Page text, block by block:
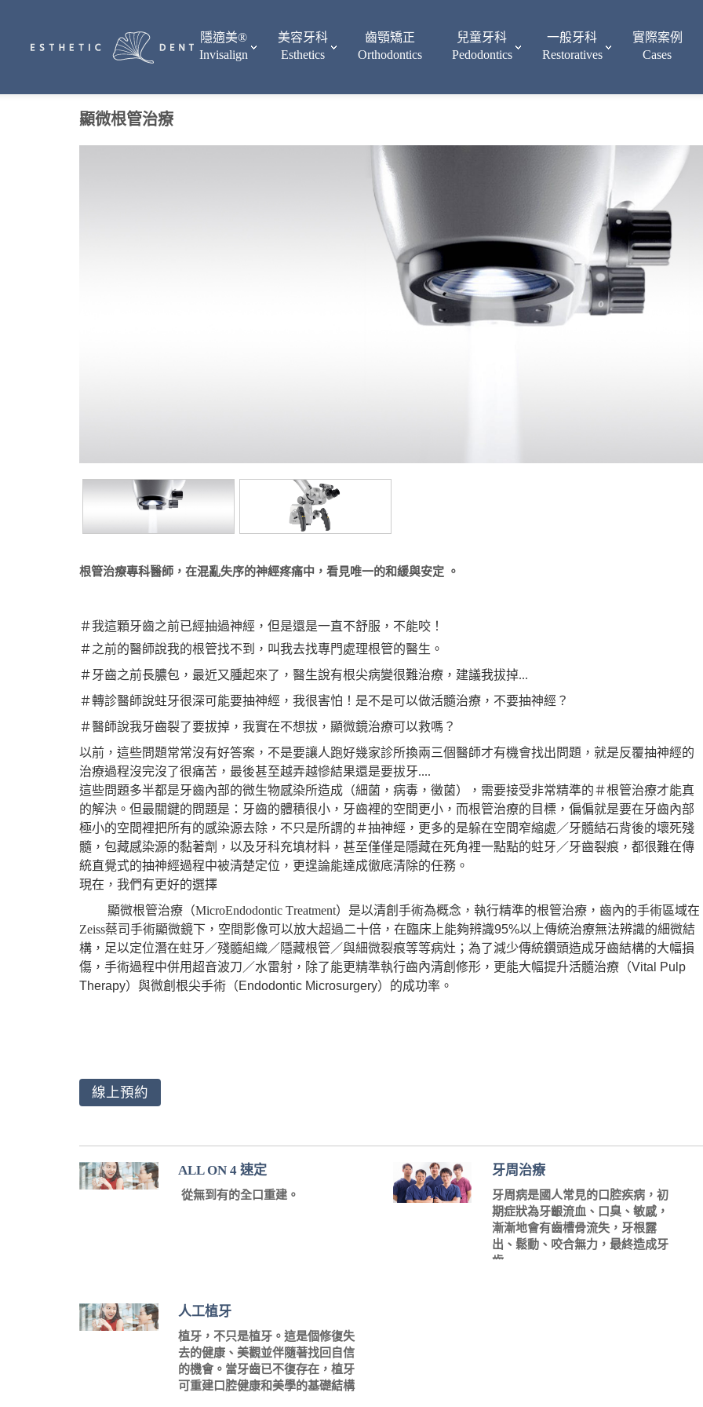
隱適美®
Invisalign
美容牙科
Esthetics
齒顎矯正
Orthodontics
兒童牙科
Pedodontics
一般牙科
Restoratives
實際案例
Cases
顯微根管治療
根管治療專科醫師，在混亂失序的神經疼痛中，看見唯一的和緩與安定 。
＃我這顆牙齒之前已經抽過神經，但是還是一直不舒服，不能咬！
＃之前的醫師說我的根管找不到，叫我去找專門處理根管的醫生。
＃牙齒之前長膿包，最近又腫起來了，醫生說有根尖病變很難治療，建議我拔掉...
＃轉診醫師說蛀牙很深可能要抽神經，我很害怕！是不是可以做活髓治療，不要抽神經？
＃醫師說我牙齒裂了要拔掉，我實在不想拔，顯微鏡治療可以救嗎？
以前，這些問題常常沒有好答案，不是要讓人跑好幾家診所換兩三個醫師才有機會找出問題，就是反覆抽神經的
治療過程沒完沒了很痛苦，最後甚至越弄越慘結果還是要拔牙....
這些問題多半都是牙齒內部的微生物感染所造成（細菌，病毒，黴菌），需要接受非常精準的＃根管治療才能真
的解決。但最關鍵的問題是：牙齒的體積很小，牙齒裡的空間更小，而根管治療的目標，偏偏就是要在牙齒內部
極小的空間裡把所有的感染源去除，不只是所謂的＃抽神經，更多的是躲在空間窄縮處／牙髓結石背後的壞死殘
髓，包藏感染源的黏著劑，以及牙科充填材料，甚至僅僅是隱藏在死角裡一點點的蛀牙／牙齒裂痕，都很難在傳
統直覺式的抽神經過程中被清楚定位，更遑論能達成徹底清除的任務。
現在，我們有更好的選擇
顯微根管治療（MicroEndodontic Treatment）是以清創手術為概念，執行精準的根管治療，齒內的手術區域在
Zeiss蔡司手術顯微鏡下，空間影像可以放大超過二十倍，在臨床上能夠辨識95%以上傳統治療無法辨識的細微結
構，足以定位潛在蛀牙／殘髓組織／隱藏根管／與細微裂痕等等病灶 ；為了減少傳統鑽頭造成牙齒結構的大幅損
傷，手術過程中併用超音波刀／水雷射，除了能更精準執行齒內清創修形，更能大幅提升活髓治療（Vital Pulp
Therapy）與微創根尖手術（Endodontic Microsurgery）的成功率。
線上預約
ALL ON 4 速定
從無到有的全口重建。
牙周治療
牙周病是國人常見的口腔疾病，初
期症狀為牙齦流血、口臭、敏感，
漸漸地會有齒槽骨流失，牙根露
出、鬆動、咬合無力，最終造成牙
齒 ...
人工植牙
植牙，不只是植牙。這是個修復失
去的健康、美觀並伴隨著找回自信
的機會。當牙齒已不復存在，植牙
可重建口腔健康和美學的基礎結構